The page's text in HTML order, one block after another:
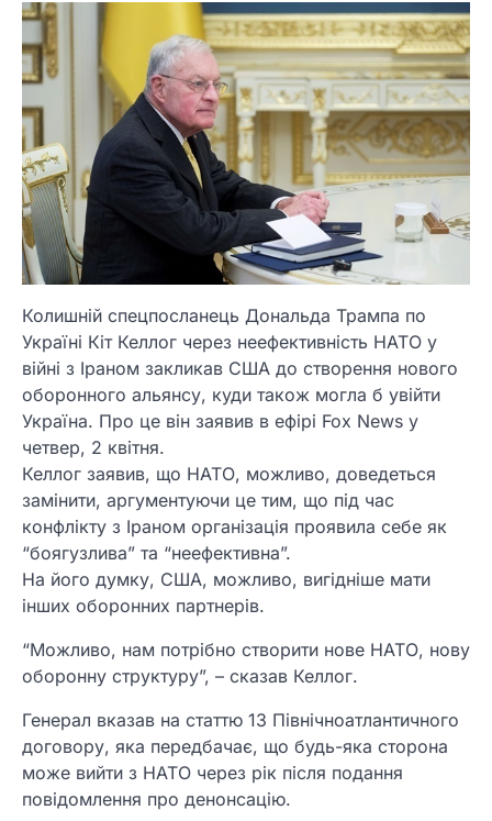
Колишній спецпосланець Дональда Трампа по
Україні Кіт Келлог через неефективність НАТО у
війні з Іраном закликав США до створення нового
оборонного альянсу, куди також могла б увійти
Україна. Про це він заявив в ефірі Fox News у
четвер, 2 квітня.
Келлог заявив, що НАТО, можливо, доведеться
замінити, аргументуючи це тим, що під час
конфлікту з Іраном організація проявила себе як
“боягузлива” та “неефективна”.
На його думку, США, можливо, вигідніше мати
інших оборонних партнерів.
“Можливо, нам потрібно створити нове НАТО, нову
оборонну структуру”, – сказав Келлог.
Генерал вказав на статтю 13 Північноатлантичного
договору, яка передбачає, що будь-яка сторона
може вийти з НАТО через рік після подання
повідомлення про денонсацію.